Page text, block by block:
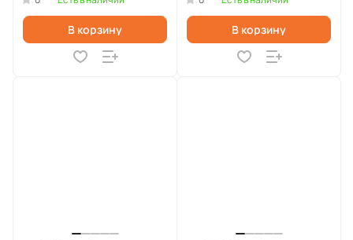
В корзину В корзину